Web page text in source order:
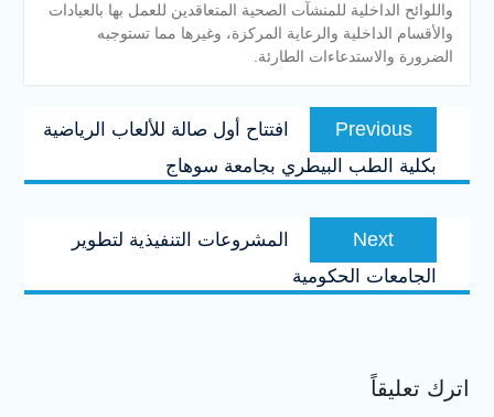
واللوائح الداخلية للمنشآت الصحية المتعاقدين للعمل بها بالعيادات
والأقسام الداخلية والرعاية المركزة، وغيرها مما تستوجبه
الضرورة والاستدعاءات الطارئة.
تصفّح
المقالاتPrevious
Previous
post:
افتتاح أول صالة للألعاب الرياضية
بكلية الطب البيطري بجامعة سوهاج
Next
Next
post:
المشروعات التنفيذية لتطوير
الجامعات الحكومية
اترك تعليقاً